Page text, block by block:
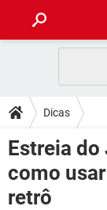
CELULAR
OUTLOOK
INSTAGRAM
GUIA DE COMPRAS
DICAS
JOGOS
CELULAR
DOWNLOADS
JOGOS
CELULAR
FÓRUM
Dicas
Estreia
como
retrô